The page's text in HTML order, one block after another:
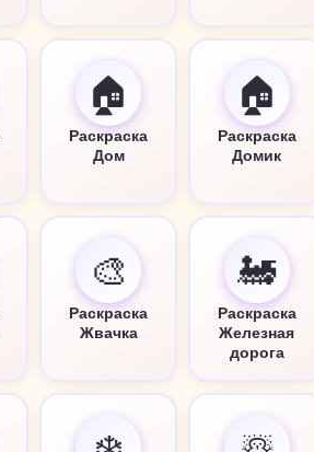
🏠
Раскраска
Дом
🏠
Раскраска
Домик
🎨
Раскраска
Жвачка
🚂
Раскраска
Железная
дорога